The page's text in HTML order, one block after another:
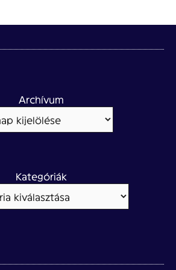
Archívum
Kategóriák